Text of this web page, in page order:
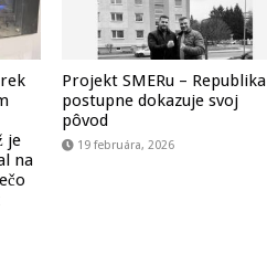
je
na
Projekt SMERu – Republika
postupne dokazuje svoj
pôvod
19 februára, 2026